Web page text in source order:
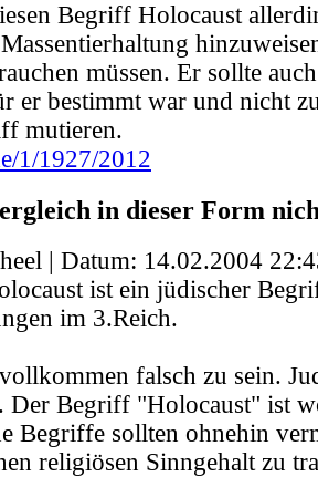
Begriff Holocaust
müssen. Er sollte
er bestimmt war und nicht
mutieren.
1/1927/2012
in dieser Form
| Datum: 14.02.2004
ist ein jüdischer
im 3.Reich.
falsch zu sein.
Der Begriff "Holocaust" ist
Begriffe sollten ohnehin
religiösen Sinngehalt zu